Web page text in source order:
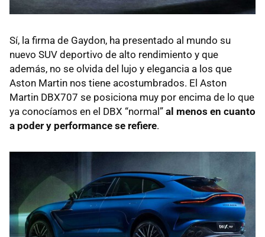
Sí, la firma de Gaydon, ha presentado al mundo su
nuevo SUV deportivo de alto rendimiento y que
además, no se olvida del lujo y elegancia a los que
Aston Martin nos tiene acostumbrados. El Aston
Martin DBX707 se posiciona muy por encima de lo que
ya conocíamos en el DBX “normal” al menos en cuanto
a poder y performance se refiere.